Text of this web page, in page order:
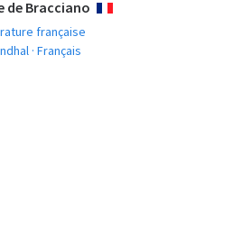
de Bracciano
française
· Français